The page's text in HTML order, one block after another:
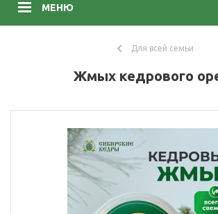
МЕНЮ
Для всей семьи
Жмых кедрового